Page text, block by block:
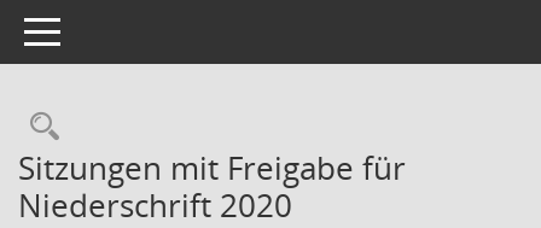
Toggle navigation
Rechercheauswahl
Sitzungen mit Freigabe für
Niederschrift 2020